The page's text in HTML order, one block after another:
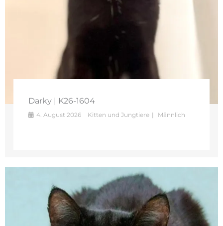
Darky | K26-1604
4. August 2026 Kitten und Jungtiere Männlich